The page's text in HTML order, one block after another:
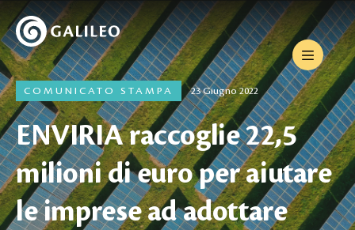
COMUNICATO STAMPA 23 Giugno 2022
ENVIRIA raccoglie 22,5
milioni di euro per aiutare
le imprese ad adottare